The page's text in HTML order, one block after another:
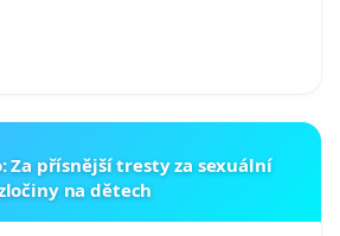
Za přísnější tresty za sexuální
na dětech